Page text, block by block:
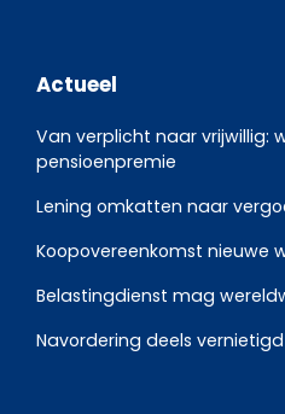
Actueel
Van verplicht naar vrijwillig:
pensioenpremie
Lening omkatten naar
Koopovereenkomst nieuwe
Belastingdienst mag
Navordering deels